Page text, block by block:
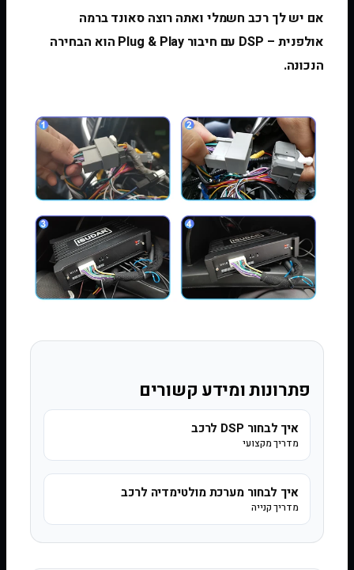
אם יש לך רכב חשמלי ואתה רוצה סאונד ברמה
אולפנית – DSP עם חיבור Plug & Play הוא הבחירה
הנכונה.
פתרונות ומידע קשורים
איך לבחור DSP לרכב
מדריך מקצועי
איך לבחור מערכת מולטימדיה לרכב
מדריך קנייה